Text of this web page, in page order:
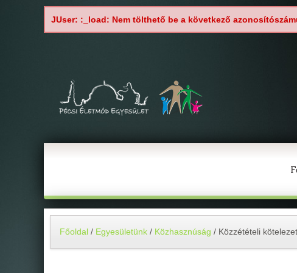
JUser: :_load: Nem tölthető be a következő
Főoldal / Egyesületünk / Közhasznúság / Közzétételi